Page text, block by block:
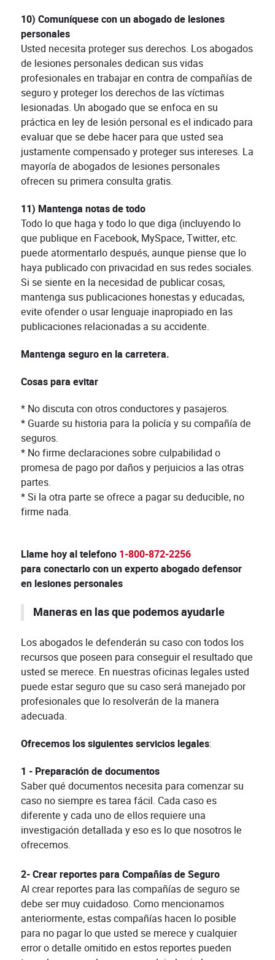
10) Comuníquese con un abogado de lesiones
personales
Usted necesita proteger sus derechos. Los abogados
de lesiones personales dedican sus vidas
profesionales en trabajar en contra de compañías de
seguro y proteger los derechos de las víctimas
lesionadas. Un abogado que se enfoca en su
práctica en ley de lesión personal es el indicado para
evaluar que se debe hacer para que usted sea
justamente compensado y proteger sus intereses. La
mayoría de abogados de lesiones personales
ofrecen su primera consulta gratis.
11) Mantenga notas de todo
Todo lo que haga y todo lo que diga (incluyendo lo
que publique en Facebook, MySpace, Twitter, etc.
puede atormentarlo después, aunque piense que lo
haya publicado con privacidad en sus redes sociales.
Si se siente en la necesidad de publicar cosas,
mantenga sus publicaciones honestas y educadas,
evite ofender o usar lenguaje inapropiado en las
publicaciones relacionadas a su accidente.
Mantenga seguro en la carretera.
Cosas para evitar
* No discuta con otros conductores y pasajeros.
* Guarde su historia para la policía y su compañía de
seguros.
* No firme declaraciones sobre culpabilidad o
promesa de pago por daños y perjuicios a las otras
partes.
* Si la otra parte se ofrece a pagar su deducible, no
firme nada.
Llame hoy al telefono 1-800-872-2256
para conectarlo con un experto abogado defensor
en lesiones personales
Maneras en las que podemos ayudarle
Los abogados le defenderán su caso con todos los
recursos que poseen para conseguir el resultado que
usted se merece. En nuestras oficinas legales usted
puede estar seguro que su caso será manejado por
profesionales que lo resolverán de la manera
adecuada.
Ofrecemos los siguientes servicios legales:
1 - Preparación de documentos
Saber qué documentos necesita para comenzar su
caso no siempre es tarea fácil. Cada caso es
diferente y cada uno de ellos requiere una
investigación detallada y eso es lo que nosotros le
ofrecemos.
2- Crear reportes para Compañías de Seguro
Al crear reportes para las compañías de seguro se
debe ser muy cuidadoso. Como mencionamos
anteriormente, estas compañías hacen lo posible
para no pagar lo que usted se merece y cualquier
error o detalle omitido en estos reportes pueden